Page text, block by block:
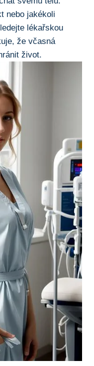
nebo jakékoli​
lékařskou
že včasná⁣
život.